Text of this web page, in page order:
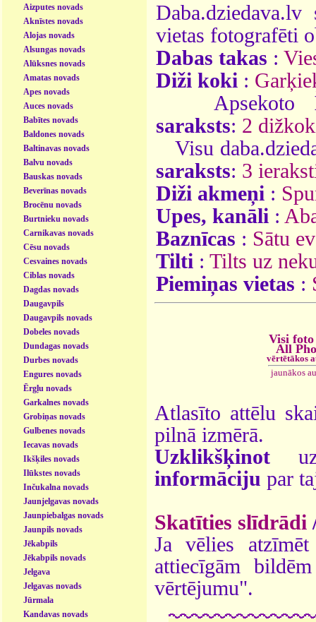
Aizputes novads
Aknīstes novads
Alojas novads
Alsungas novads
Alūksnes novads
Amatas novads
Apes novads
Auces novads
Babītes novads
Baldones novads
Baltinavas novads
Balvu novads
Bauskas novads
Beverīnas novads
Brocēnu novads
Burtnieku novads
Carnikavas novads
Cēsu novads
Cesvaines novads
Ciblas novads
Dagdas novads
Daugavpils
Daugavpils novads
Dobeles novads
Dundagas novads
Durbes novads
Engures novads
Ērgļu novads
Garkalnes novads
Grobiņas novads
Gulbenes novads
Iecavas novads
Ikšķiles novads
Ilūkstes novads
Inčukalna novads
Jaunjelgavas novads
Jaunpiebalgas novads
Jaunpils novads
Jēkabpils
Jēkabpils novads
Jelgava
Jelgavas novads
Jūrmala
Kandavas novads
vietas fotografēti
Dabas takas :
Diži koki :
Apsekoto
saraksts: 2
Visu
saraksts: 3
Diži akmeņi :
Upes, kanāli :
Baznīcas : Sātu
Tilti : Tilts uz
Piemiņas vietas :
Visi
All
vērtētākos
jaunākos
Atlasīto attēlu
pilnā izmērā.
Uzklikšķinot
informāciju par
Skatīties slīdrādi
Ja vēlies
attiecīgām
vērtējumu".